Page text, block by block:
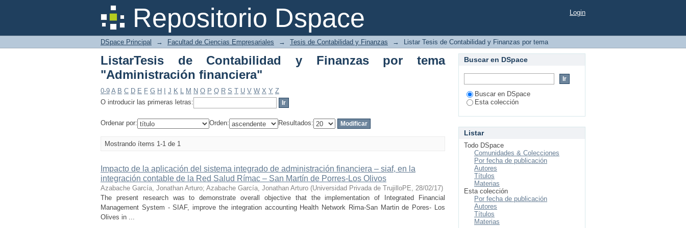
Repositorio Dspace
ListarTesis de Contabilidad y Finanzas por tema "Administración financiera" Login
DSpace Principal → Facultad de Ciencias Empresariales → Tesis de Contabilidad y Finanzas → Listar Tesis de Contabilidad y Finanzas por tema
ListarTesis de Contabilidad y Finanzas por tema
"Administración financiera"
0-9 A B C D E F G H J K L M N O P Q R S T U V W X Y Z
O introducir las primeras letras:
Ordenar por: Orden: Resultados:
Mostrando ítems 1-1 de 1
Impacto de la aplicación del sistema integrado de administración financiera – siaf, en la
integración contable de la Red Salud Rímac – San Martín de Porres-Los Olivos
Azabache García, Jonathan Arturo; Azabache García, Jonathan Arturo (Universidad Privada de TrujilloPE, 28/02/17)
The present research was to demonstrate overall objective that the implementation of Integrated Financial
Management System - SIAF, improve the integration accounting Health Network Rima-San Martin de Pores- Los
Olives in ...
Buscar en DSpace
Buscar en DSpace
Esta colección
Listar
Todo DSpace
Comunidades & Colecciones
Por fecha de publicación
Autores
Títulos
Materias
Esta colección
Por fecha de publicación
Autores
Títulos
Materias